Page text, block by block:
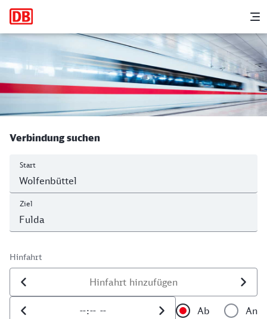
Hauptnavigation
Wolfenbüttel - Fulda
Verbindung suchen
Start
Ziel
Hinfahrt
Datum der Hinfahrt
Uhrzeit der Hinfahrt
Ab
An